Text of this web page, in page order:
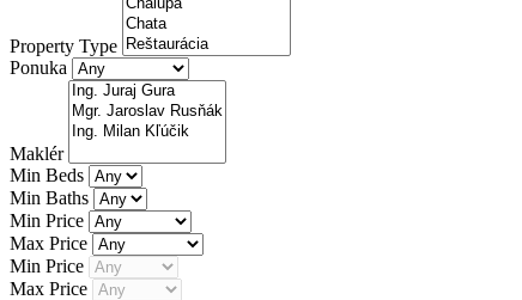
Property Type
Ponuka
Maklér
Min Beds
Min Baths
Min Price
Max Price
Min Price
Max Price